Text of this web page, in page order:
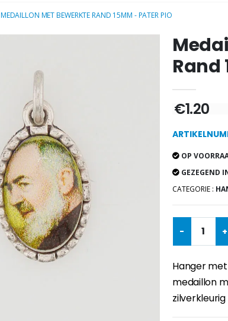
MEDAILLON MET BEWERKTE RAND 15MM - PATER PIO
Rand
€1.20
OP
GEZEGEND
CATEGORIE :
- +
Hanger
medaillon